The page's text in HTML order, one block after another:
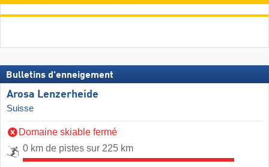
Bulletins d'enneigement
Arosa Lenzerheide
Suisse
Domaine skiable fermé
0 km de pistes sur 225 km